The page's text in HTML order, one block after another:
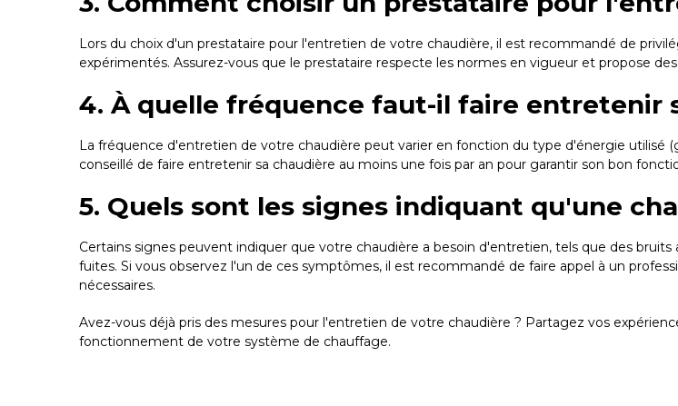
Lors du choix d'un prestataire pour l'entretien de votre chaudière, il est recommandé de
expérimentés. Assurez-vous que le prestataire respecte les normes en vigueur et propose
4. À quelle fréquence faut-il faire entretenir
La fréquence d'entretien de votre chaudière peut varier en fonction du type d'énergie utilisé
conseillé de faire entretenir sa chaudière au moins une fois par an pour garantir son bon
5. Quels sont les signes indiquant qu'une
Certains signes peuvent indiquer que votre chaudière a besoin d'entretien, tels que des
fuites. Si vous observez l'un de ces symptômes, il est recommandé de faire appel à un
nécessaires.
Avez-vous déjà pris des mesures pour l'entretien de votre chaudière ? Partagez vos
fonctionnement de votre système de chauffage.